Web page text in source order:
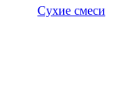
Сухие смеси